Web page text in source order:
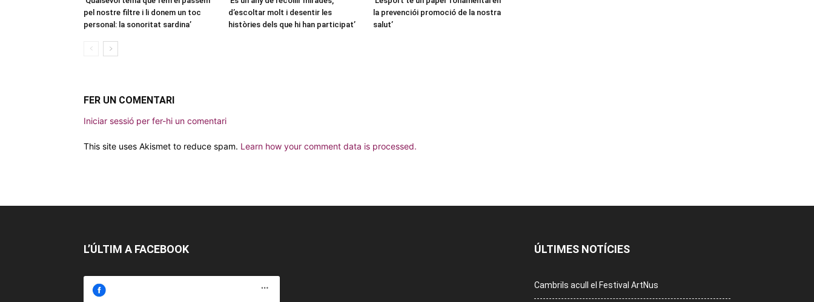
pel nostre filtre i li donem un toc
personal: la sonoritat sardina’
d’escoltar molt i desentir les
històries dels que hi han participat’
la prevenciói promoció de la nostra
salut’
FER UN COMENTARI
Iniciar sessió per fer-hi un comentari
This site uses Akismet to reduce spam. Learn how your comment data is processed.
L’ÚLTIM A FACEBOOK ÚLTIMES NOTÍCIES
Cambrils acull el Festival ArtNus